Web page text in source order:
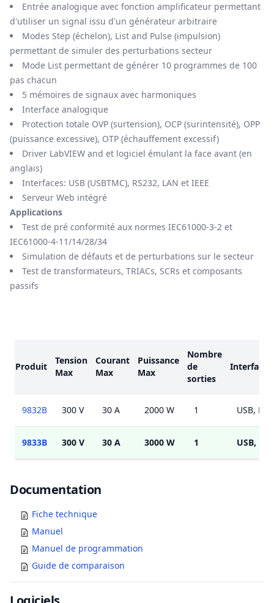
Entrée analogique avec fonction amplificateur permettant
d'utiliser un signal issu d'un générateur arbitraire
Modes Step (échelon), List and Pulse (impulsion)
permettant de simuler des perturbations secteur
Mode List permettant de générer 10 programmes de 100
pas chacun
5 mémoires de signaux avec harmoniques
Interface analogique
Protection totale OVP (surtension), OCP (surintensité), OPP
(puissance excessive), OTP (échauffement excessif)
Driver LabVIEW and et logiciel émulant la face avant (en
anglais)
Interfaces: USB (USBTMC), RS232, LAN et IEEE
Serveur Web intégré
Applications
Test de pré conformité aux normes IEC61000-3-2 et
IEC61000-4-11/14/28/34
Simulation de défauts et de perturbations sur le secteur
Test de transformateurs, TRIACs, SCRs et composants
passifs
Produit
Tension
Max
Courant
Max
Puissance
Max
Nombre
de
sorties
Interface
9832B 300 V 30 A 2000 W 1 USB,
9833B 300 V 30 A 3000 W 1 USB,
Documents
Documentation
Fiche technique
Manuel
Manuel de programmation
Guide de comparaison